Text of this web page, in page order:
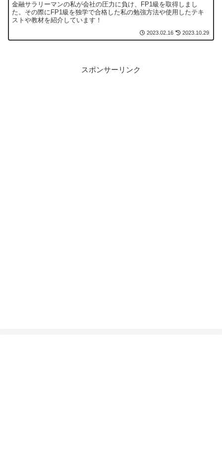
金融サラリーマンの私が会社の圧力に負け、FP1級を取得しまし
た。その際にFP1級を独学で合格した私の勉強方法や使用したテキ
ストや教材を紹介しています！
2023.02.16 2023.10.29
スポンサーリンク